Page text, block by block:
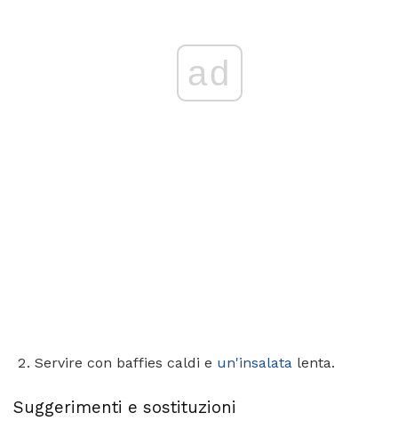
ad
Servire con baffies caldi e un'insalata lenta.
Suggerimenti e sostituzioni